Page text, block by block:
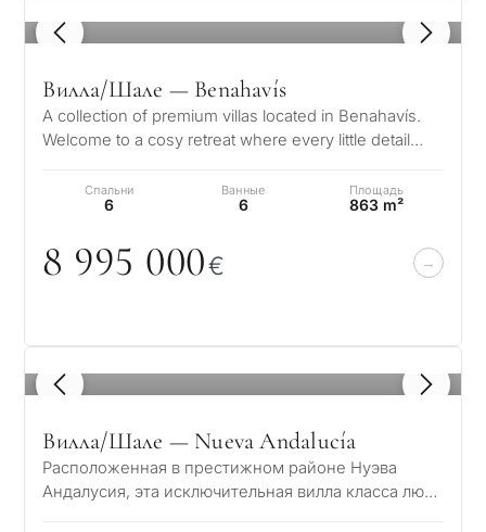
1 / 8
Вилла/Шале — Benahavís
A collection of premium villas located in Benahavís.
Welcome to a cosy retreat where every little detail
Спальни
6
Ванные
6
Площадь
863 m²
8 995 000€
1 / 8
Вилла/Шале — Nueva Andalucía
Расположенная в престижном районе Нуэва
Андалусия, эта исключительная вилла класса люкс